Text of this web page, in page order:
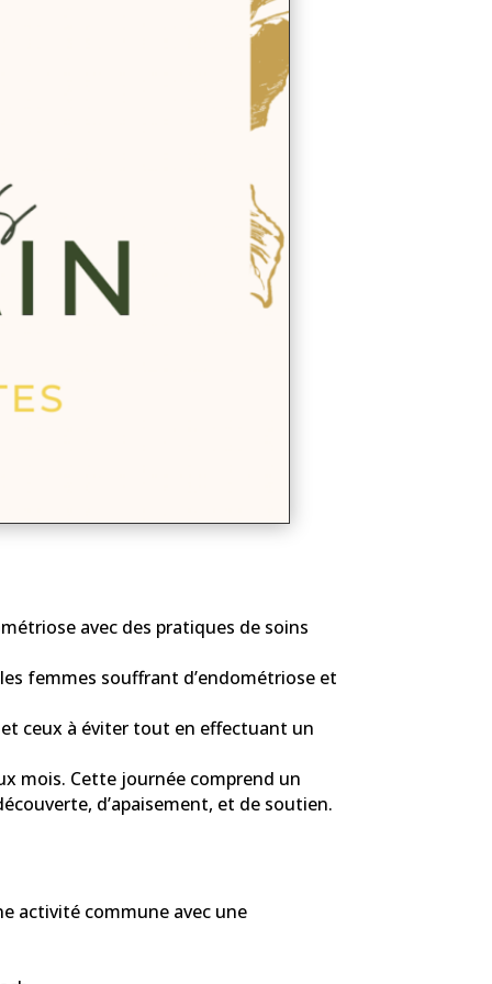
avec des pratiques de soins
femmes souffrant d’endométriose et
ceux à éviter tout en effectuant un
mois. Cette journée comprend un
d’apaisement, et de soutien.
activité commune avec une